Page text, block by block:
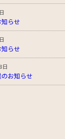
らせ
らせ
日
お知らせ